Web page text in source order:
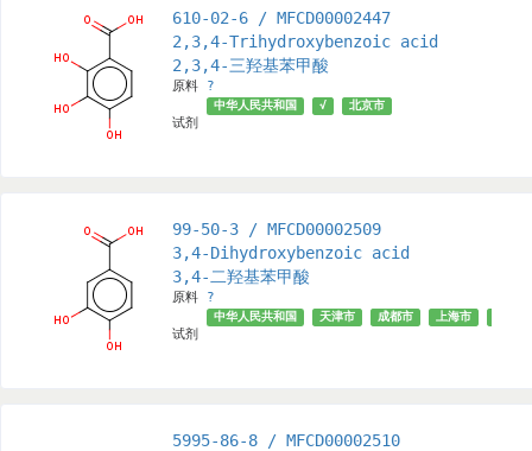
610-02-6 / MFCD00002447
2,3,4-Trihydroxybenzoic acid
2,3,4-三羟基苯甲酸
原料 ?
试剂
中华人民共和国 √ 北京市
99-50-3 / MFCD00002509
3,4-Dihydroxybenzoic acid
3,4-二羟基苯甲酸
原料 ?
试剂
中华人民共和国 天津市 成都市 上海市
5995-86-8 / MFCD00002510